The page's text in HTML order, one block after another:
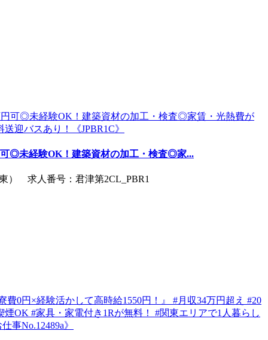
可◎未経験OK！建築資材の加工・検査◎家...
） 求人番号：君津第2CL_PBR1